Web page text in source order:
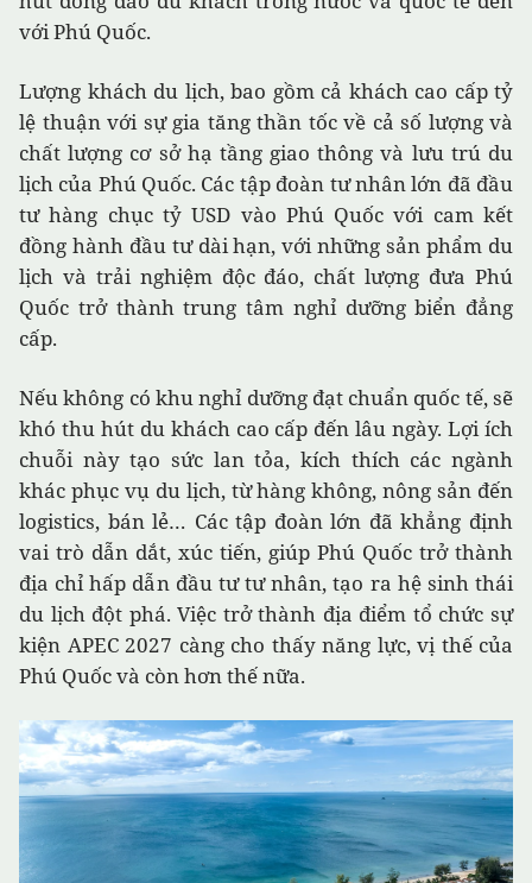
với Phú Quốc.
Lượng khách du lịch, bao gồm cả khách cao cấp tỷ
lệ thuận với sự gia tăng thần tốc về cả số lượng và
chất lượng cơ sở hạ tầng giao thông và lưu trú du
lịch của Phú Quốc. Các tập đoàn tư nhân lớn đã đầu
tư hàng chục tỷ USD vào Phú Quốc với cam kết
đồng hành đầu tư dài hạn, với những sản phẩm du
lịch và trải nghiệm độc đáo, chất lượng đưa Phú
Quốc trở thành trung tâm nghỉ dưỡng biển đẳng
cấp.
Nếu không có khu nghỉ dưỡng đạt chuẩn quốc tế, sẽ
khó thu hút du khách cao cấp đến lâu ngày. Lợi ích
chuỗi này tạo sức lan tỏa, kích thích các ngành
khác phục vụ du lịch, từ hàng không, nông sản đến
logistics, bán lẻ… Các tập đoàn lớn đã khẳng định
vai trò dẫn dắt, xúc tiến, giúp Phú Quốc trở thành
địa chỉ hấp dẫn đầu tư tư nhân, tạo ra hệ sinh thái
du lịch đột phá. Việc trở thành địa điểm tổ chức sự
kiện APEC 2027 càng cho thấy năng lực, vị thế của
Phú Quốc và còn hơn thế nữa.